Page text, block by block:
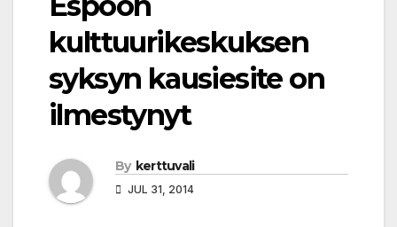
kulttuurikeskuksen
syksyn kausiesite on
ilmestynyt
By kerttuvali
JUL 31, 2014